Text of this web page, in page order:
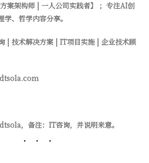
案架构师 | 一人公司实践者】 ；专注AI创
、哲学内容分享。
| 技术解决方案 | IT项目实施 | 企业技术顾
，备注：IT咨询，并说明来意。